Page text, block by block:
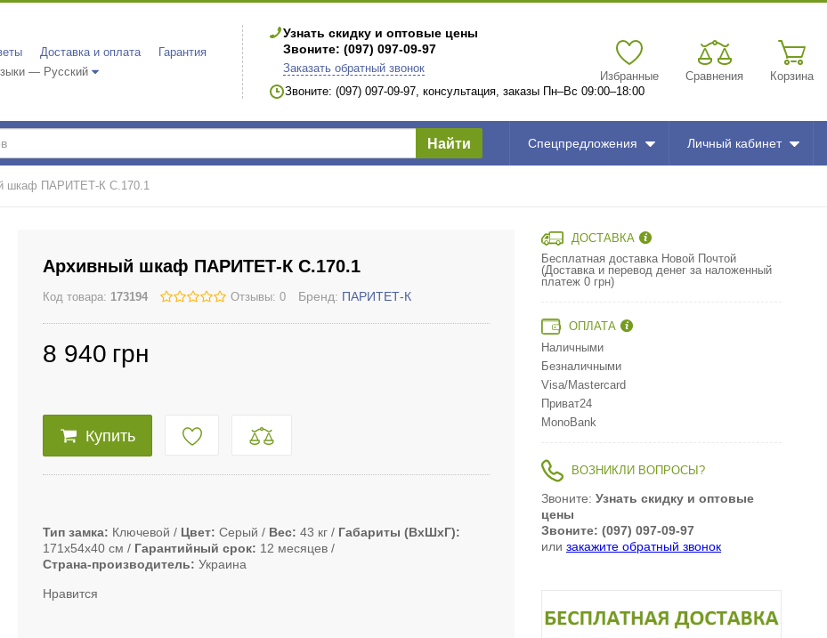
Доставка и оплата
Гарантия
— Русский
Узнать скидку и оптовые цены
Звоните: (097) 097-09-97
Заказать обратный звонок
Звоните: (097) 097-09-97, консультация, заказы Пн–Вс 09:00–18:00
Избранные Сравнения Корзина
Найти Спецпредложения Личный кабинет
шкаф ПАРИТЕТ-К C.170.1
Архивный шкаф ПАРИТЕТ-К C.170.1
Код товара: 173194 Отзывы: 0 Бренд: ПАРИТЕТ-К
8 940 грн
Купить
Тип замка Ключевой Цвет Серый Вес 43 кг
Габариты (ВxШxГ)
171х54х40 см
Гарантийный срок
12 месяцев
Страна-производитель
Украина
Нравится
ДОСТАВКА
Бесплатная доставка Новой Почтой
(Доставка и перевод денег за наложенный
платеж 0 грн)
ОПЛАТА
Наличными
Безналичными
Visa/Mastercard
Приват24
MonoBank
ВОЗНИКЛИ ВОПРОСЫ?
Звоните: Узнать скидку и оптовые
цены
Звоните: (097) 097-09-97
или закажите обратный звонок